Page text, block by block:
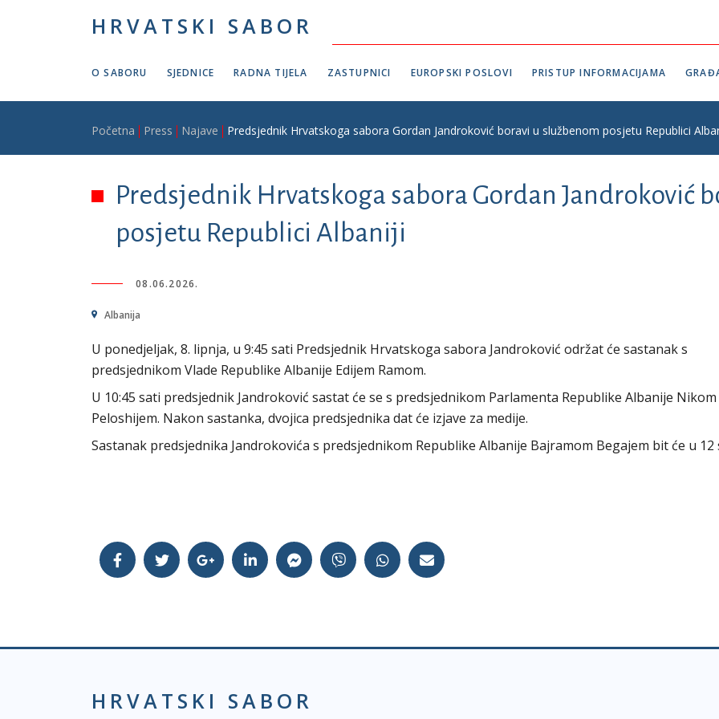
HRVATSKI SABOR
O SABORU SJEDNICE RADNA TIJELA ZASTUPNICI EUROPSKI POSLOVI PRISTUP INFORMACIJAMA
Breadcrumb
Početna Press Najave Predsjednik Hrvatskoga sabora Gordan Jandroković boravi u službenom posjetu Republici
Predsjednik Hrvatskoga sabora Gordan Jandroković
posjetu Republici Albaniji
08.06.2026.
Albanija
U ponedjeljak, 8. lipnja, u 9:45 sati Predsjednik Hrvatskoga sabora Jandroković održat će sastanak s
predsjednikom Vlade Republike Albanije Edijem Ramom.
U 10:45 sati predsjednik Jandroković sastat će se s predsjednikom Parlamenta Republike Albanije Nikom
Peloshijem. Nakon sastanka, dvojica predsjednika dat će izjave za medije.
Sastanak predsjednika Jandrokovića s predsjednikom Republike Albanije Bajramom Begajem bit će u 12
HRVATSKI SABOR